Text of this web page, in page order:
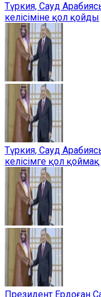
Түркия, Сауд
келісіміне қол қойды
Түркия, Сауд
келісімге қол қоймақ
Президент Ердоған